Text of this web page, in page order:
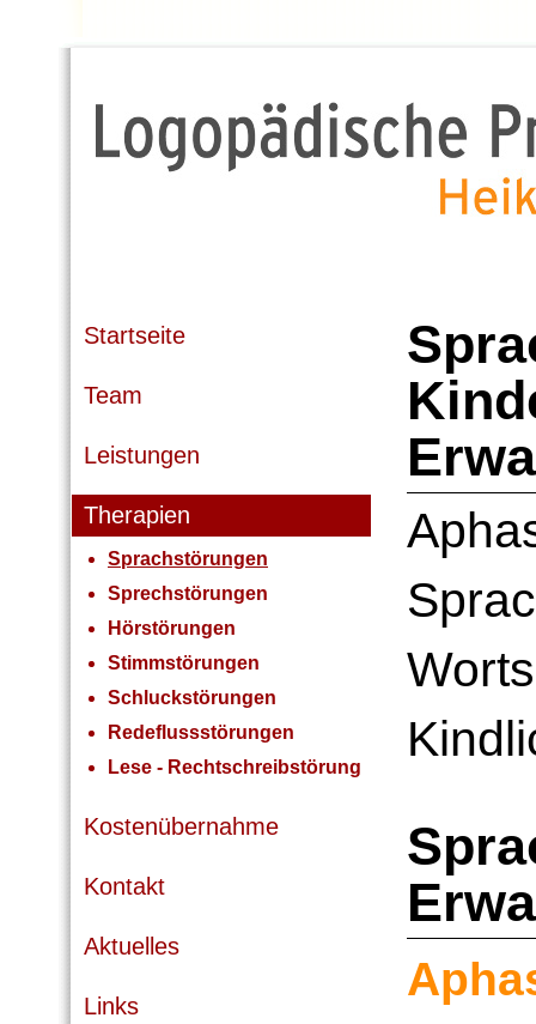
Startseite
Team
Leistungen
Therapien
Sprachstörungen
Sprechstörungen
Hörstörungen
Stimmstörungen
Schluckstörungen
Redeflussstörungen
Lese - Rechtschreibstörung
Kostenübernahme
Kontakt
Aktuelles
Links